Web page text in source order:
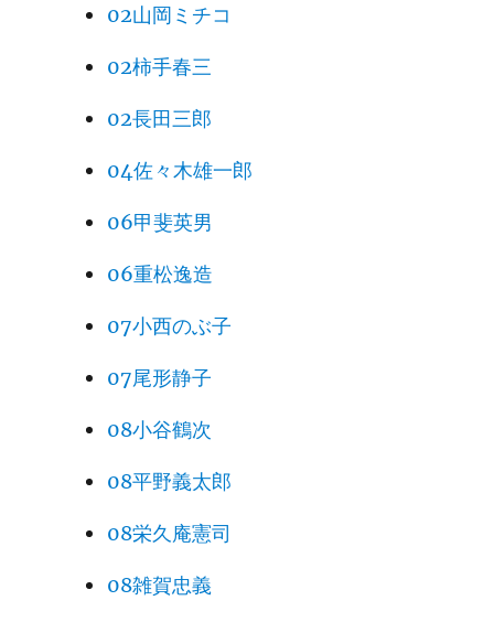
02山岡ミチコ
02柿手春三
02長田三郎
04佐々木雄一郎
06甲斐英男
06重松逸造
07小西のぶ子
07尾形静子
08小谷鶴次
08平野義太郎
08栄久庵憲司
08雑賀忠義